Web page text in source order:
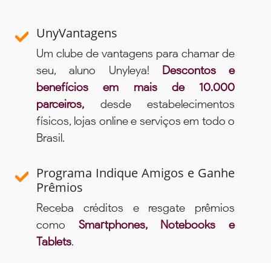
UnyVantagens
Um clube de vantagens para chamar de
seu, aluno Unyleya! Descontos e
benefícios em mais de 10.000
parceiros, desde estabelecimentos
físicos, lojas online e serviços em todo o
Brasil.
Programa Indique Amigos e Ganhe
Prêmios
Receba créditos e resgate prêmios
como Smartphones, Notebooks e
Tablets.